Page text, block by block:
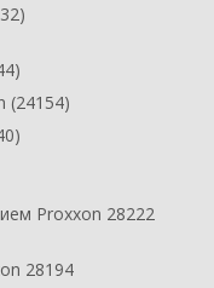
(24154)
Proxxon 28222
28194